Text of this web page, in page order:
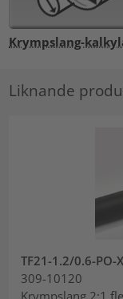
Krympslang-
Liknande
TF21-1.2/0.6-PO-
309-10120
Krympslang 2:1